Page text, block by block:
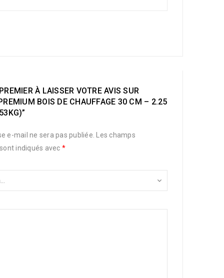
À LAISSER VOTRE AVIS SUR
BOIS DE CHAUFFAGE 30 CM – 2.25
e-mail ne sera pas publiée.
Les champs
indiqués avec *